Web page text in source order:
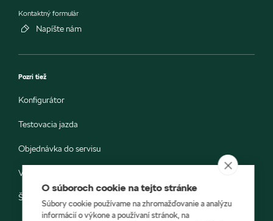
Kontaktný formulár
Napíšte nám
Pozri tiež
Konfigurátor
Testovacia jazda
Objednávka do servisu
Vozidlá ihneď k odberu
Škoda E-shop
O súboroch cookie na tejto stránke
Súbory cookie používame na zhromažďovanie a analýzu
informácií o výkone a používaní stránok, na